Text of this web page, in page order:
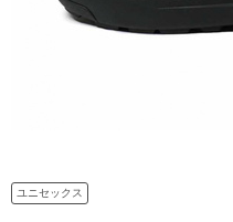
ユニセックス